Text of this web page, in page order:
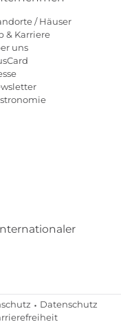
/ Häuser
& Karriere
uns
Datenschutz